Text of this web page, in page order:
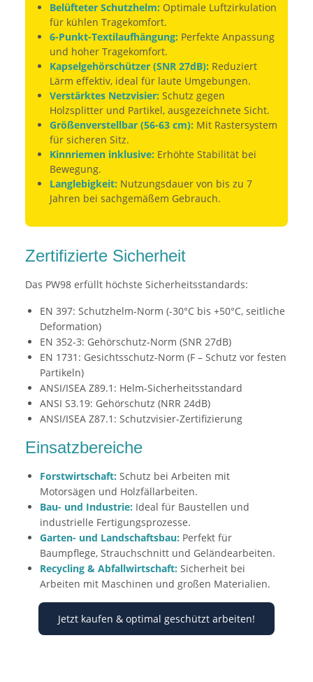
Belüfteter Schutzhelm: Optimale Luftzirkulation
für kühlen Tragekomfort.
6-Punkt-Textilaufhängung: Perfekte Anpassung
und hoher Tragekomfort.
Kapselgehörschützer (SNR 27dB): Reduziert
Lärm effektiv, ideal für laute Umgebungen.
Verstärktes Netzvisier: Schutz gegen
Holzsplitter und Partikel, ausgezeichnete Sicht.
Größenverstellbar (56-63 cm): Mit Rastersystem
für sicheren Sitz.
Kinnriemen inklusive: Erhöhte Stabilität bei
Bewegung.
Langlebigkeit: Nutzungsdauer von bis zu 7
Jahren bei sachgemäßem Gebrauch.
Zertifizierte Sicherheit
Das PW98 erfüllt höchste Sicherheitsstandards:
EN 397: Schutzhelm-Norm (-30°C bis +50°C, seitliche
Deformation)
EN 352-3: Gehörschutz-Norm (SNR 27dB)
EN 1731: Gesichtsschutz-Norm (F – Schutz vor festen
Partikeln)
ANSI/ISEA Z89.1: Helm-Sicherheitsstandard
ANSI S3.19: Gehörschutz (NRR 24dB)
ANSI/ISEA Z87.1: Schutzvisier-Zertifizierung
Einsatzbereiche
Forstwirtschaft: Schutz bei Arbeiten mit
Motorsägen und Holzfällarbeiten.
Bau- und Industrie: Ideal für Baustellen und
industrielle Fertigungsprozesse.
Garten- und Landschaftsbau: Perfekt für
Baumpflege, Strauchschnitt und Geländearbeiten.
Recycling & Abfallwirtschaft: Sicherheit bei
Arbeiten mit Maschinen und großen Materialien.
Jetzt kaufen & optimal geschützt arbeiten!